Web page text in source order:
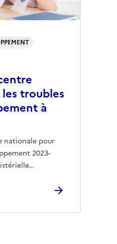
troubles
à
nationale pour
2023-